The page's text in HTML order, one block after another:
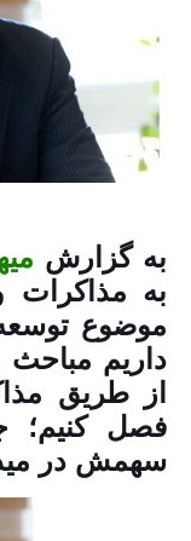
به گزارش
به مذاکرات
موضوع
داریم
از طریق
فصل کنیم؛
سهمش در